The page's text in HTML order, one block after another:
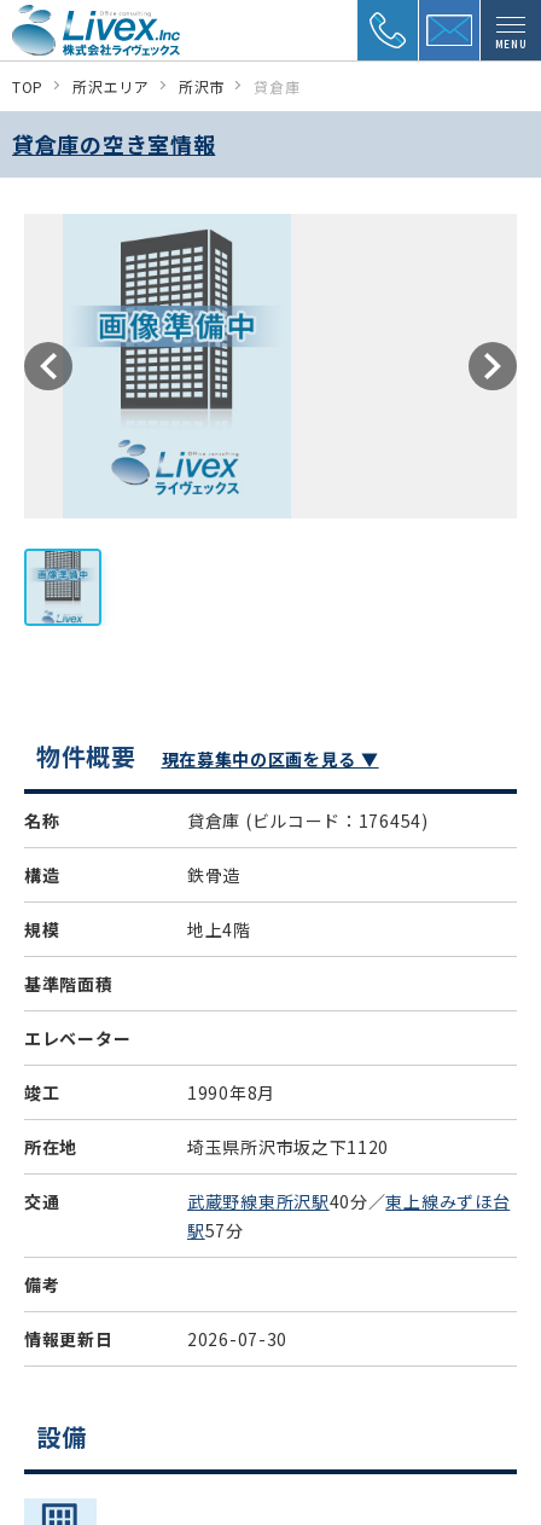
MENU
TOP 所沢エリア 所沢市 貸倉庫
貸倉庫の空き室情報
物件概要 現在募集中の区画を見る ▼
名称 貸倉庫 (ビルコード：176454)
構造 鉄骨造
規模 地上4階
基準階面積
エレベーター
竣工 1990年8月
所在地 埼玉県所沢市坂之下1120
交通 武蔵野線東所沢駅40分／東上線みずほ台
駅57分
備考
情報更新日 2026-07-30
設備